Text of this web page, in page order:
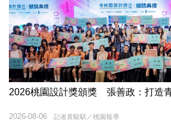
2026桃園設計獎頒獎 張善政：打造
記者黃駿騏／桃園報導
2026-08-06